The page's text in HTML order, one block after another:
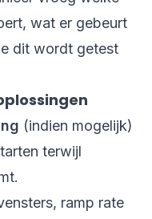
wat er gebeurt
dit wordt getest
(indien mogelijk)
terwijl
ramp rate